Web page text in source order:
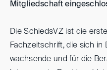
Mitgliedschaft
Die SchiedsVZ ist die
Fachzeitschrift, die sich in
wachsende und für die